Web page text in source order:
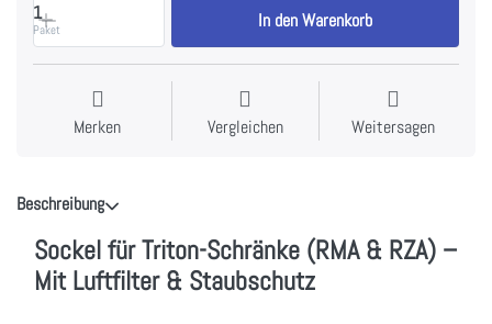
1
Paket In den Warenkorb
Merken Vergleichen Weitersagen
Beschreibung
Sockel für Triton-Schränke (RMA & RZA) –
Mit Luftfilter & Staubschutz